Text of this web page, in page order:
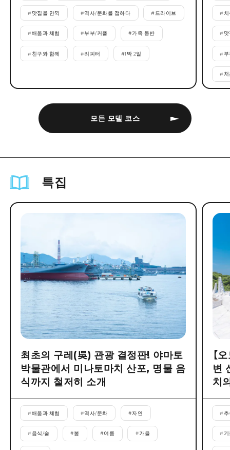
모든 모델 코스
# 맛집을 만끽 #역사/문화를 접하다 # 드라이브
#배움과 체험 #부부/커플 #가족 동반
# 친구와 함께 #리피터 #1박 2일
#
#
#
#
특집
최초의 구레(吳) 관광 결정판! 야마토
박물관에서 미나토마치 산포, 명물 음
식까지 철저히 소개
#배움과 체험 #역사/문화 #자연
#음식/술 #봄 #여름 #가을
【
변
치
#
#